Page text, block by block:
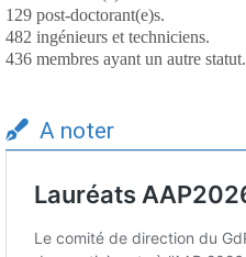
129 post-doctorant(e)s.
482 ingénieurs et techniciens.
436 membres ayant un autre statut.
A noter